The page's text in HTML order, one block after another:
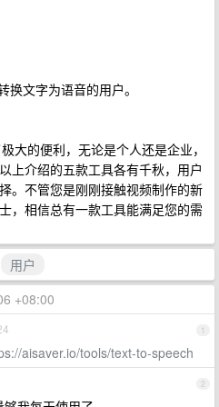
文字为语音的用户。
大的便利，无论是个人还是企业，
上介绍的五款工具各有千秋，用户
。不管您是刚刚接触视频制作的新
，相信总有一款工具能满足您的需
用户
+08:00
1
aisaver.io/tools/text-to-speech
2